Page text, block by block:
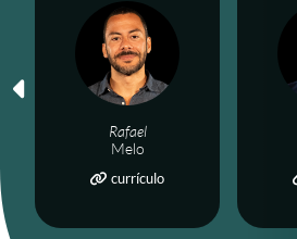
Rafael
Melo
currículo